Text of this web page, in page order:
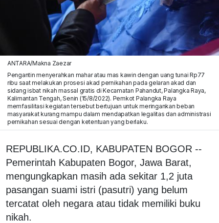
ANTARA/Makna Zaezar
Pengantin menyerahkan mahar atau mas kawin dengan uang tunai Rp77
ribu saat melakukan prosesi akad pernikahan pada gelaran akad dan
sidang isbat nikah massal gratis di Kecamatan Pahandut, Palangka Raya,
Kalimantan Tengah, Senin (15/8/2022). Pemkot Palangka Raya
memfasilitasi kegiatan tersebut bertujuan untuk meringankan beban
masyarakat kurang mampu dalam mendapatkan legalitas dan administrasi
pernikahan sesuai dengan ketentuan yang berlaku.
REPUBLIKA.CO.ID, KABUPATEN BOGOR --
Pemerintah Kabupaten Bogor, Jawa Barat,
mengungkapkan masih ada sekitar 1,2 juta
pasangan suami istri (pasutri) yang belum
tercatat oleh negara atau tidak memiliki buku
nikah.